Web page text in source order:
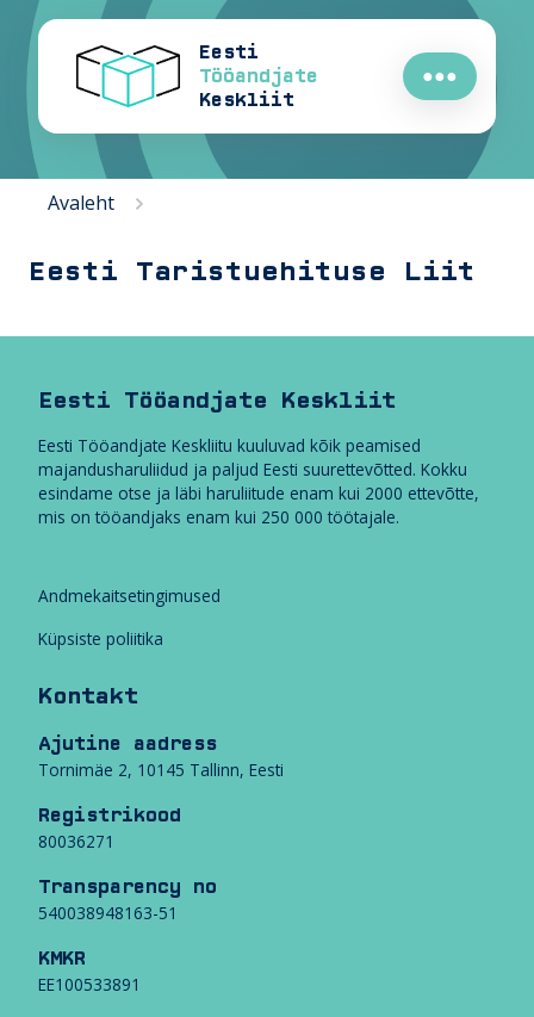
Eesti
Tööandjate
Keskliit
●●●
Avaleht
Eesti Taristuehituse Liit
Eesti Tööandjate Keskliit
Eesti Tööandjate Keskliitu kuuluvad kõik peamised
majandusharuliidud ja paljud Eesti suurettevõtted. Kokku
esindame otse ja läbi haruliitude enam kui 2000 ettevõtte,
mis on tööandjaks enam kui 250 000 töötajale.
Andmekaitsetingimused
Küpsiste poliitika
Kontakt
Ajutine aadress
Tornimäe 2, 10145 Tallinn, Eesti
Registrikood
80036271
Transparency no
540038948163-51
KMKR
EE100533891